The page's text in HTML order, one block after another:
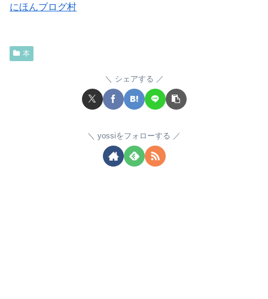
にほんブログ村
本
シェアする
yossiをフォローする